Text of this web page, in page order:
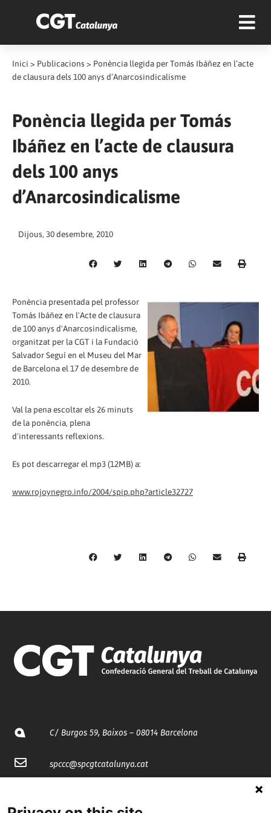
Inici > Publicacions > Ponència llegida per Tomás Ibáñez en l’acte
de clausura dels 100 anys d’Anarcosindicalisme
Ponència llegida per Tomás
Ibáñez en l’acte de clausura
dels 100 anys
d’Anarcosindicalisme
Dijous, 30 desembre, 2010
Ponència presentada pel professor
Tomás Ibáñez en l'Acte de clausura
de 100 anys d'Anarcosindicalisme,
organitzat per la CGT i la Fundació
Salvador Seguí en el Museu del Mar
de Barcelona el 17 de desembre de
2010.
Val la pena escoltar els 26 minuts
de la ponència, plena
d'interessants reflexions.
Es pot descarregar el mp3 (12MB) a:
www.rojoynegro.info/2004/spip.php?article32727
C/ Burgos 59, Baixos – 08014 Barcelona
spccc@spcgtcatalunya.cat